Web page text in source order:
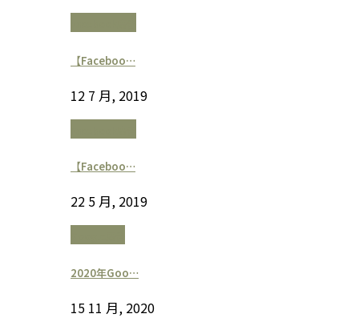
【Faceboo…
12 7 月, 2019
【Faceboo…
22 5 月, 2019
2020年Goo…
15 11 月, 2020